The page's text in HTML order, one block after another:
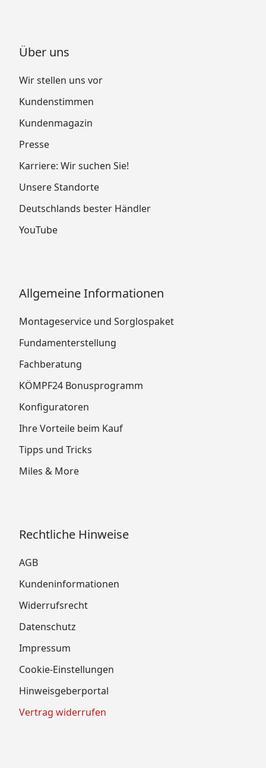
Über uns
Wir stellen uns vor
Kundenstimmen
Kundenmagazin
Presse
Karriere: Wir suchen Sie!
Unsere Standorte
Deutschlands bester Händler
YouTube
Allgemeine Informationen
Montageservice und Sorglospaket
Fundamenterstellung
Fachberatung
KÖMPF24 Bonusprogramm
Konfiguratoren
Ihre Vorteile beim Kauf
Tipps und Tricks
Miles & More
Rechtliche Hinweise
AGB
Kundeninformationen
Widerrufsrecht
Datenschutz
Impressum
Cookie-Einstellungen
Hinweisgeberportal
Vertrag widerrufen